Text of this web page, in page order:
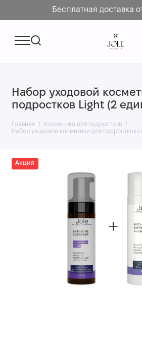
Бесплатная доставка
Набор уходовой
подростков Light (2
Главная
Косметика для подростков
Набор уходовой косметики для подростков
Акция